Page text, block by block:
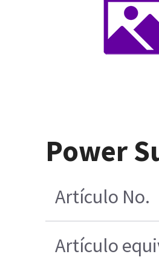
Power
Artículo No.
Artículo